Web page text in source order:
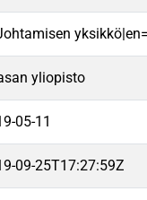
yliopisto
05-11
09-25T17:27:59Z